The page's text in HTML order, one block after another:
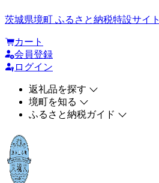
茨城県境町 ふるさと納税特設サイト
カート
会員登録
ログイン
返礼品を探す
境町を知る
ふるさと納税ガイド